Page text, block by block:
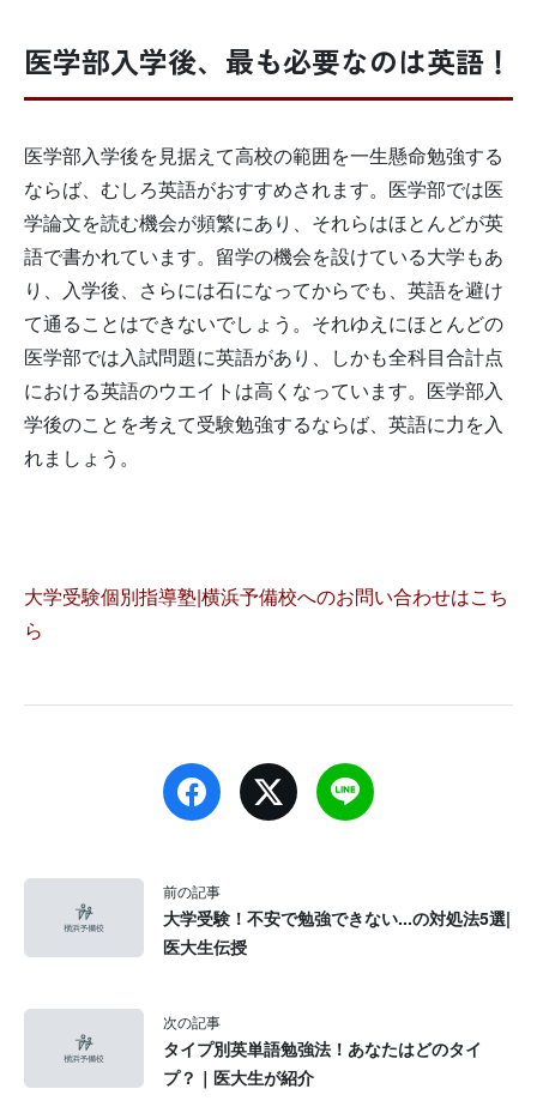
医学部入学後、最も必要なのは英語！
医学部入学後を見据えて高校の範囲を一生懸命勉強する
ならば、むしろ英語がおすすめされます。医学部では医
学論文を読む機会が頻繁にあり、それらはほとんどが英
語で書かれています。留学の機会を設けている大学もあ
り、入学後、さらには石になってからでも、英語を避け
て通ることはできないでしょう。それゆえにほとんどの
医学部では入試問題に英語があり、しかも全科目合計点
における英語のウエイトは高くなっています。医学部入
学後のことを考えて受験勉強するならば、英語に力を入
れましょう。
大学受験個別指導塾|横浜予備校へのお問い合わせはこち
ら
前の記事
大学受験！不安で勉強できない...の対処法5選|
医大生伝授
次の記事
タイプ別英単語勉強法！あなたはどのタイ
プ？｜医大生が紹介